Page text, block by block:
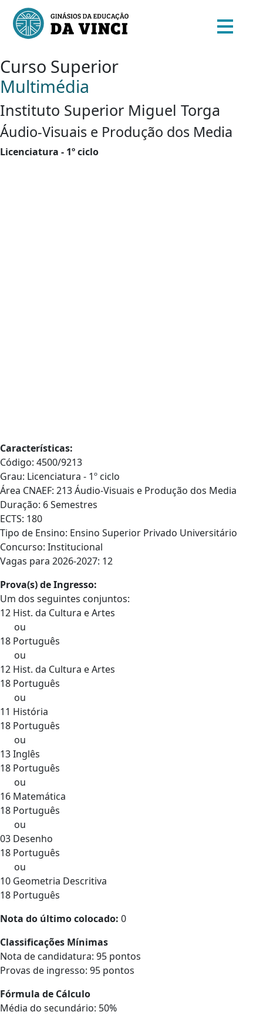
Curso Superior
Multimédia
Instituto Superior Miguel Torga
Áudio-Visuais e Produção dos Media
Licenciatura - 1º ciclo
Características:
Código: 4500/9213
Grau: Licenciatura - 1º ciclo
Área CNAEF: 213 Áudio-Visuais e Produção dos Media
Duração: 6 Semestres
ECTS: 180
Tipo de Ensino: Ensino Superior Privado Universitário
Concurso: Institucional
Vagas para 2026-2027: 12
Prova(s) de Ingresso:
Um dos seguintes conjuntos:
12 Hist. da Cultura e Artes
ou
18 Português
ou
12 Hist. da Cultura e Artes
18 Português
ou
11 História
18 Português
ou
13 Inglês
18 Português
ou
16 Matemática
18 Português
ou
03 Desenho
18 Português
ou
10 Geometria Descritiva
18 Português
Nota do último colocado: 0
Classificações Mínimas
Nota de candidatura: 95 pontos
Provas de ingresso: 95 pontos
Fórmula de Cálculo
Média do secundário: 50%